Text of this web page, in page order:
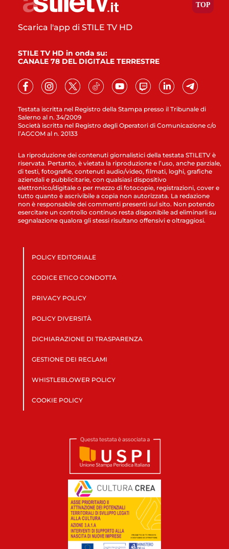
Testata iscritta nel Registro della Stampa presso il Tribunale di
Salerno al n. 34/2009
Società iscritta nel Registro degli Operatori di Comunicazione c/o
l’AGCOM al n. 20133
Scarica l'app di STILE TV HD
STILE TV HD in onda su:
CANALE 78 DEL DIGITALE TERRESTRE
La riproduzione dei contenuti giornalistici della testata STILETV è
riservata. Pertanto, è vietata la riproduzione e l’uso, anche parziale,
di testi, fotografie, contenuti audio/video, filmati, loghi, grafiche
aziendali e pubblicitarie, con qualsiasi dispositivo
elettronico/digitale o per mezzo di fotocopie, registrazioni, cover e
tutto quanto è ascrivibile a copia non autorizzata. La redazione
non è responsabile dei commenti presenti sul sito. Non potendo
esercitare un controllo continuo resta disponibile ad eliminarli su
segnalazione qualora gli stessi risultano offensivi e oltraggiosi.
POLICY EDITORIALE
CODICE ETICO CONDOTTA
PRIVACY POLICY
POLICY DIVERSITÀ
DICHIARAZIONE DI TRASPARENZA
GESTIONE DEI RECLAMI
WHISTLEBLOWER POLICY
COOKIE POLICY